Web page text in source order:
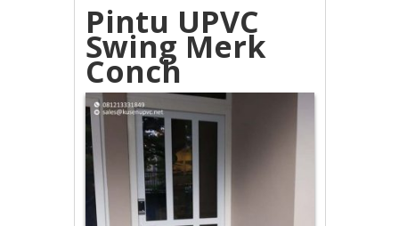
Pintu UPVC
Swing Merk
Conch